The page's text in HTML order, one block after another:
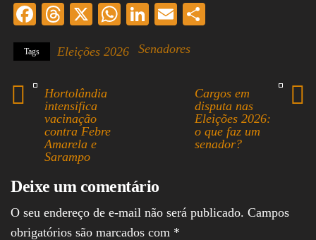
Fa
ce
bo
ok
T
ea
ds
X
W
ts
Li
ed
E
ail
Tags Eleições 2026 Senadores
Hortolândia
intensifica
vacinação
contra Febre
Amarela e
Sarampo
Cargos em
disputa nas
Eleições 2026:
o que faz um
senador?
Deixe um comentário
O seu endereço de e-mail não será publicado. Campos
obrigatórios são marcados com *